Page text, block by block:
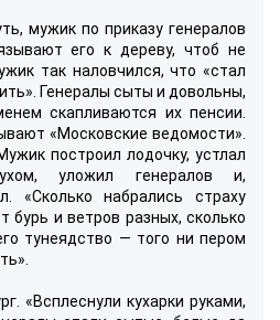
мужик по приказу генералов
его к дереву, чтоб не
так наловчился, что «стал
Генералы сыты и довольны,
скапливаются их пенсии.
«Московские ведомости».
построил лодочку, устлал
уложил генералов и,
«Сколько набрались страху
бурь и ветров разных, сколько
тунеядство — того ни пером
«Всплеснули кухарки руками,